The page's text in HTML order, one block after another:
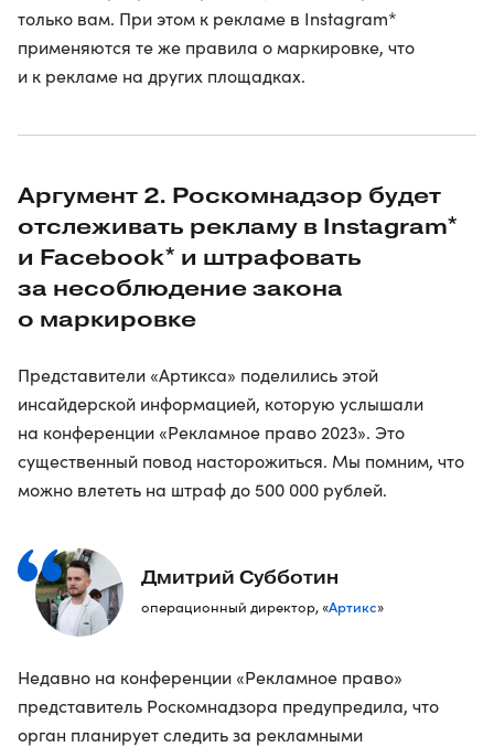
только вам. При этом к рекламе в Instagram*
применяются те же правила о маркировке, что
и к рекламе на других площадках.
Аргумент 2. Роскомнадзор будет
отслеживать рекламу в Instagram*
и Facebook* и штрафовать
за несоблюдение закона
о маркировке
Представители «Артикса» поделились этой
инсайдерской информацией, которую услышали
на конференции «Рекламное право 2023». Это
существенный повод насторожиться. Мы помним, что
можно влететь на штраф до 500 000 рублей.
Дмитрий Субботин
операционный директор, «Артикс»
Недавно на конференции «Рекламное право»
представитель Роскомнадзора предупредила, что
орган планирует следить за рекламными